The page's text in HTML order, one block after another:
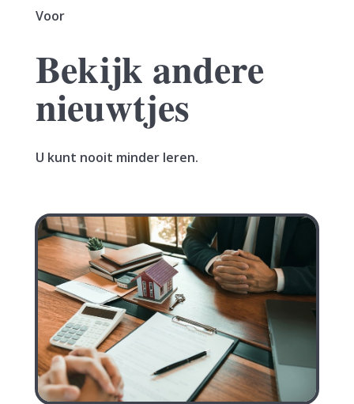
Voor
Bekijk andere
nieuwtjes
U kunt nooit minder leren.